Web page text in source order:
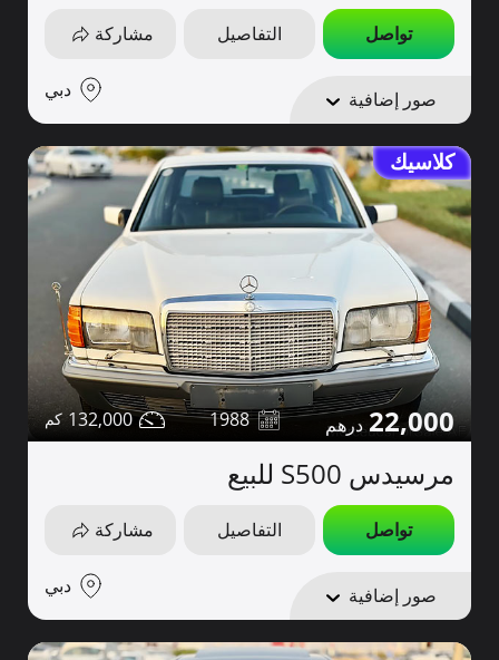
تواصل التفاصيل مشاركة
صور إضافية دبي
كلاسيك
22,000
1988
132,000
مرسيدس S500 للبيع
تواصل التفاصيل مشاركة
صور إضافية دبي